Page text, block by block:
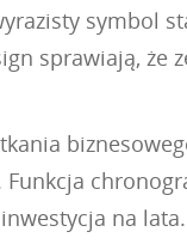
symbol
sprawiają,
na lata.